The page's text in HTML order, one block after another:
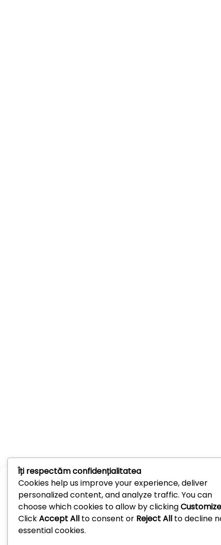
Administrează consimțământul
Pentru a oferi cea mai bună experiență, folosim tehnologii, cum ar fi
pentru a stoca și/sau accesa informațiile despre dispozitive.
pentru aceste tehnologii ne permite să procesăm date, cum ar fi
de navigare sau ID-uri unice pe acest site. Dacă nu îți dai
retragi consimțământul dat poate avea afecte negative asupra
Îți respectăm confidențialitatea
Cookies help us improve your experience, deliver
personalized content, and analyze traffic. You can
choose which cookies to allow by clickingCustomize
ClickAccept All to consent or Reject All to decline
essential cookies.